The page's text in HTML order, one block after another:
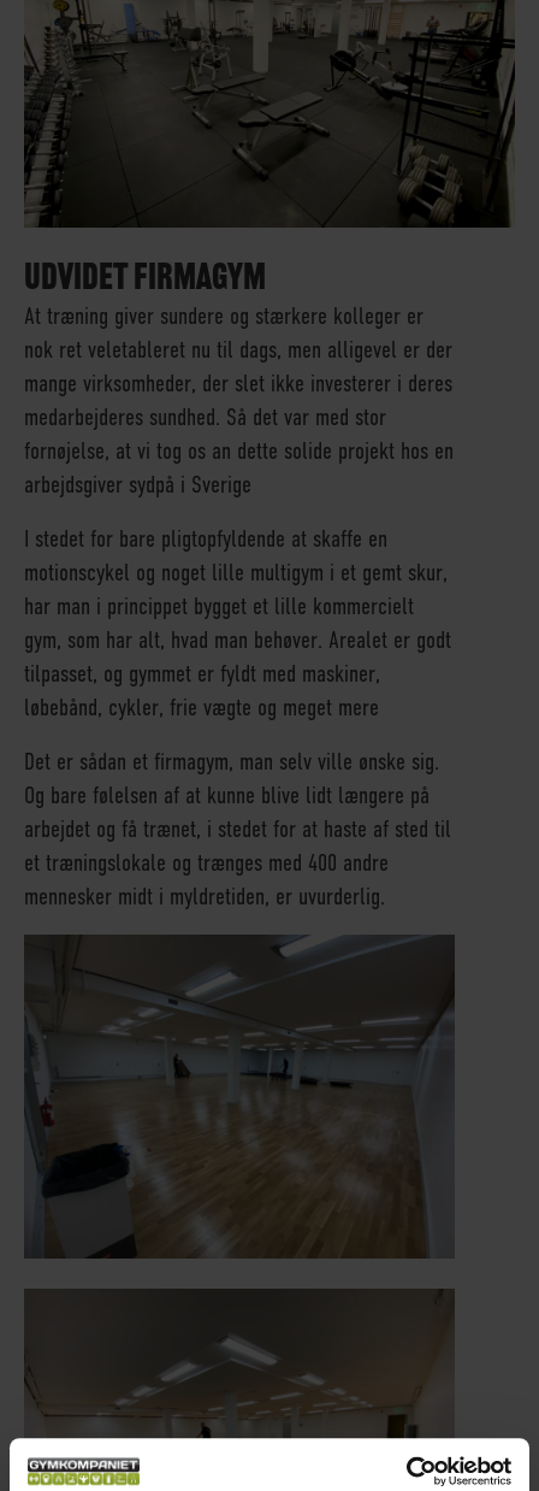
UDVIDET FIRMAGYM
At træning giver sundere og stærkere kolleger er
nok ret veletableret nu til dags, men alligevel er der
mange virksomheder, der slet ikke investerer i deres
medarbejderes sundhed. Så det var med stor
fornøjelse, at vi tog os an dette solide projekt hos en
arbejdsgiver sydpå i Sverige
I stedet for bare pligtopfyldende at skaffe en
motionscykel og noget lille multigym i et gemt skur,
har man i princippet bygget et lille kommercielt
gym, som har alt, hvad man behøver. Arealet er godt
tilpasset, og gymmet er fyldt med maskiner,
løbebånd, cykler, frie vægte og meget mere
Det er sådan et firmagym, man selv ville ønske sig.
Og bare følelsen af at kunne blive lidt længere på
arbejdet og få trænet, i stedet for at haste af sted til
et træningslokale og trænges med 400 andre
mennesker midt i myldretiden, er uvurderlig.